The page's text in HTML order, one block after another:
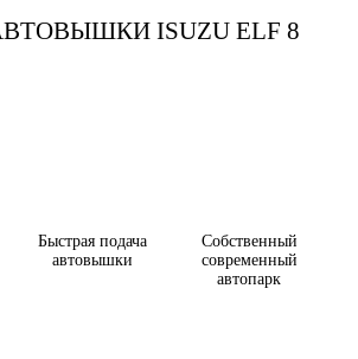
ISUZU ELF 8
Быстрая подача
автовышки
Собственный
современный
автопарк